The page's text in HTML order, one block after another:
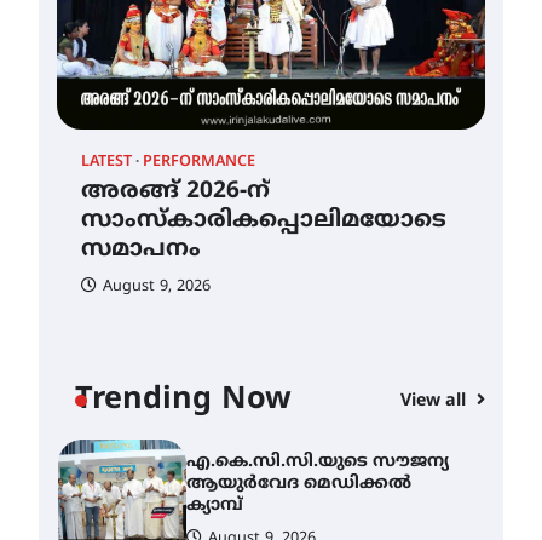
LATEST PERFORMANCE
അരങ്ങ് 2026-ന്
സാംസ്കാരികപ്പൊലിമയോടെ
സമാപനം
August 9, 2026
Trending Now View all
നിക്ഷേപകർക്ക് പണം
തിരികെ ലഭ്യമാക്കാൻ കേന്ദ്ര-
കേരള സർക്കാരുകൾ
അടിയന്തരമായി
ഇടപെടണമെന്ന് ഐ.ടി.യു.
ബാങ്ക് നിക്ഷേപക സംരക്ഷണ
സമിതി
August 8, 2026
ശക്തമായ കാറ്റിന് സാധ്യത –
ആഗസ്റ്റ് 12 വരെ മഴ തുടരും,
തൃശൂർ ജില്ലയിൽ മഞ്ഞ
അലർട്ട്
August 8, 2026
August 9, 2026
എ.കെ.സി.സി.യുടെ സൗജന്യ
ആയുർവേദ മെഡിക്കൽ
ക്യാമ്പ്